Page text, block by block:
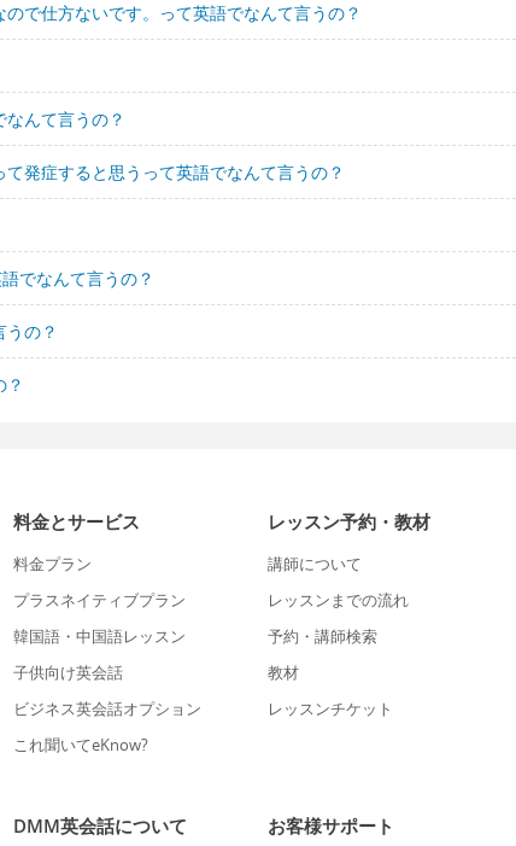
で仕方ないです。って英語でなんて言うの？
んて言うの？
発症すると思うって英語でなんて言うの？
でなんて言うの？
の？
？
料金とサービス
料金プラン
プラスネイティブプラン
韓国語・中国語レッスン
子供向け英会話
ビジネス英会話オプション
これ聞いてeKnow?
レッスン予約・教材
講師について
レッスンまでの流れ
予約・講師検索
教材
レッスンチケット
DMM英会話について お客様サポート